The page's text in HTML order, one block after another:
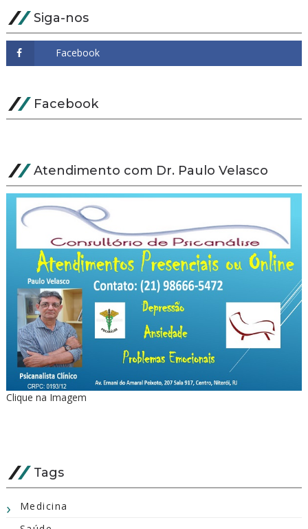
Siga-nos
Facebook
Atendimento com Dr. Paulo Velasco
Clique na Imagem
Tags
Medicina